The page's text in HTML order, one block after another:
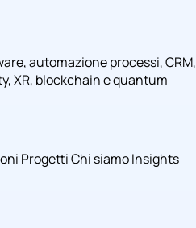
automazione processi, CRM,
XR, blockchain e quantum
ProgettiChi siamoInsights